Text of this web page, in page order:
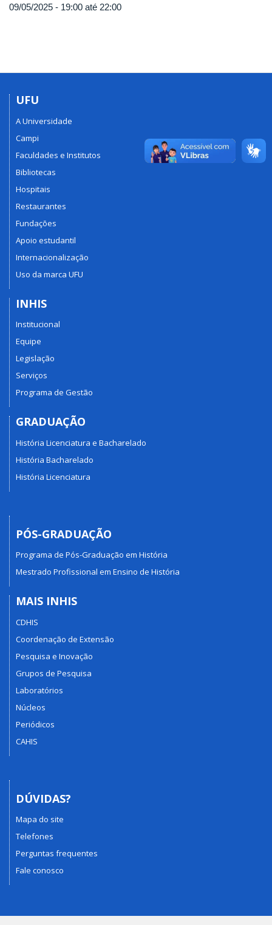
09/05/2025 - 19:00 até 22:00
UFU
A Universidade
Campi
Faculdades e Institutos
Bibliotecas
Hospitais
Restaurantes
Fundações
Apoio estudantil
Internacionalização
Uso da marca UFU
INHIS
Institucional
Equipe
Legislação
Serviços
Programa de Gestão
GRADUAÇÃO
História Licenciatura e Bacharelado
História Bacharelado
História Licenciatura
PÓS-GRADUAÇÃO
Programa de Pós-Graduação em História
Mestrado Profissional em Ensino de História
MAIS INHIS
CDHIS
Coordenação de Extensão
Pesquisa e Inovação
Grupos de Pesquisa
Laboratórios
Núcleos
Periódicos
CAHIS
DÚVIDAS?
Mapa do site
Telefones
Perguntas frequentes
Fale conosco